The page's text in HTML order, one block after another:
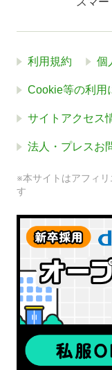
利用規約 個
Cookie等の利用
サイトアクセス
法人・プレスお
※本サイトはアフィ
す